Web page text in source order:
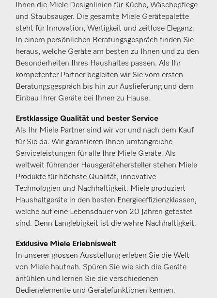
Ihnen die Miele Designlinien für Küche, Wäschepflege
und Staubsauger. Die gesamte Miele Gerätepalette
steht für Innovation, Wertigkeit und zeitlose Eleganz.
In einem persönlichen Beratungsgespräch finden Sie
heraus, welche Geräte am besten zu Ihnen und zu den
Besonderheiten Ihres Haushaltes passen. Als Ihr
kompetenter Partner begleiten wir Sie vom ersten
Beratungsgespräch bis hin zur Auslieferung und dem
Einbau Ihrer Geräte bei Ihnen zu Hause.
Erstklassige Qualität und bester Service
Als Ihr Miele Partner sind wir vor und nach dem Kauf
für Sie da. Wir garantieren Ihnen umfangreiche
Serviceleistungen für alle Ihre Miele Geräte. Als
weltweit führender Hausgerätehersteller stehen Miele
Produkte für höchste Qualität, innovative
Technologien und Nachhaltigkeit. Miele produziert
Haushaltgeräte in den besten Energieeffizienzklassen,
welche auf eine Lebensdauer von 20 Jahren getestet
sind. Denn Langlebigkeit ist die wahre Nachhaltigkeit.
Exklusive Miele Erlebniswelt
In unserer grossen Ausstellung erleben Sie die Welt
von Miele hautnah. Spüren Sie wie sich die Geräte
anfühlen und lernen Sie die verschiedenen
Bedienelemente und Gerätefunktionen kennen.